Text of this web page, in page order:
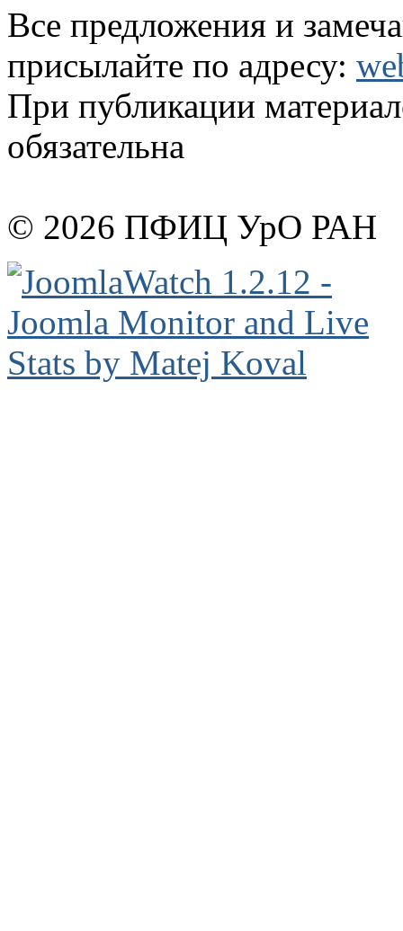
Все предложения и
присылайте по адресу:
При публикации
обязательна
© 2026 ПФИЦ УрО РАН